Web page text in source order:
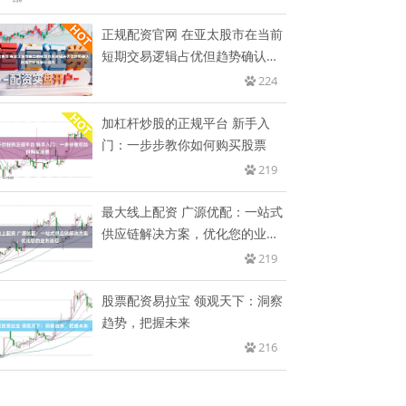
正规配资官网 在亚太股市在当前
短期交易逻辑占优但趋势确认困
224
加杠杆炒股的正规平台 新手入
门：一步步教你如何购买股票
219
最大线上配资 广源优配：一站式
供应链解决方案，优化您的业务
219
股票配资易拉宝 领观天下：洞察
趋势，把握未来
216